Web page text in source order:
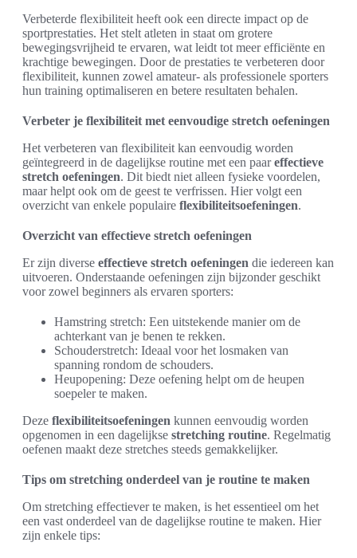
Verbeterde flexibiliteit heeft ook een directe impact op de
sportprestaties. Het stelt atleten in staat om grotere
bewegingsvrijheid te ervaren, wat leidt tot meer efficiënte en
krachtige bewegingen. Door de prestaties te verbeteren door
flexibiliteit, kunnen zowel amateur- als professionele sporters
hun training optimaliseren en betere resultaten behalen.
Verbeter je flexibiliteit met eenvoudige stretch oefeningen
Het verbeteren van flexibiliteit kan eenvoudig worden
geïntegreerd in de dagelijkse routine met een paareffectieve
stretch oefeningen. Dit biedt niet alleen fysieke voordelen,
maar helpt ook om de geest te verfrissen. Hier volgt een
overzicht van enkele populaire flexibiliteitsoefeningen.
Overzicht van effectieve stretch oefeningen
Er zijn diverse effectieve stretch oefeningen die iedereen kan
uitvoeren. Onderstaande oefeningen zijn bijzonder geschikt
voor zowel beginners als ervaren sporters:
Hamstring stretch: Een uitstekende manier om de
achterkant van je benen te rekken.
Schouderstretch: Ideaal voor het losmaken van
spanning rondom de schouders.
Heupopening: Deze oefening helpt om de heupen
soepeler te maken.
Deze flexibiliteitsoefeningen kunnen eenvoudig worden
opgenomen in een dagelijkse stretching routine. Regelmatig
oefenen maakt deze stretches steeds gemakkelijker.
Tips om stretching onderdeel van je routine te maken
Om stretching effectiever te maken, is het essentieel om het
een vast onderdeel van de dagelijkse routine te maken. Hier
zijn enkele tips: